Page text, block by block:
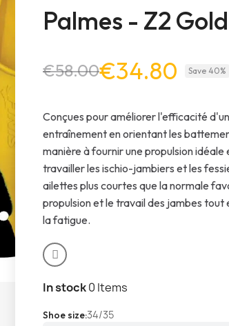
Palmes - Z2 Gold
€58.00€34.80 Save 40%
Conçues pour améliorer l'efficacité d'un
entraînement en orientant les
manière à fournir une propulsion idéale
travailler les ischio-jambiers et les
ailettes plus courtes que la normale
propulsion et le travail des jambes tout
la fatigue.
In stock0 Items
Shoe size 34/35